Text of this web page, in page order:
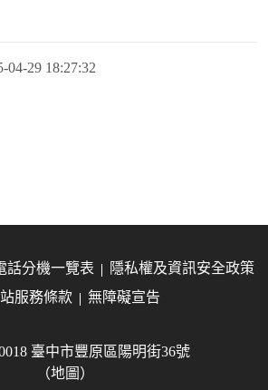
04-29 18:27:32
話分機一覽表
隱私權及資訊安全政策
服務條款
無障礙宣告
臺中市豐原區陽明街36號
（地圖）